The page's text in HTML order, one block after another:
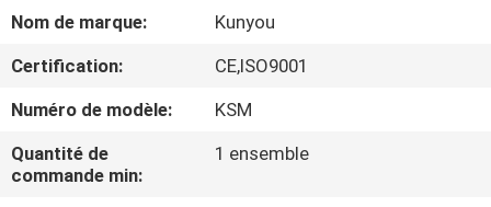
VIDÉOS
À
PROPOS
Nom de marque:
Kunyou
Certification:
CE,ISO9001
Numéro de modèle:
KSM
Quantité de
commande min:
1 ensemble